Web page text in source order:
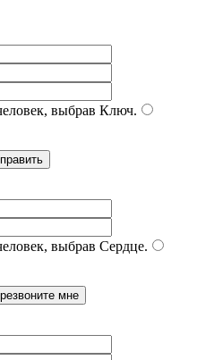
выбрав Ключ.
выбрав Сердце.